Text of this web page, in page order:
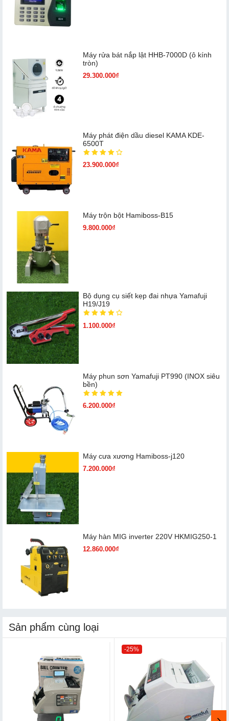
Máy rửa bát nắp lật HHB-7000D (ô kính
tròn)
29.300.000₫
Máy phát điện dầu diesel KAMA KDE-
6500T
23.900.000₫
Máy trộn bột Hamiboss-B15
9.800.000₫
Bộ dụng cụ siết kẹp đai nhựa Yamafuji
H19/J19
1.100.000₫
Máy phun sơn Yamafuji PT990 (INOX siêu
bền)
6.200.000₫
Máy cưa xương Hamiboss-j120
7.200.000₫
Máy hàn MIG inverter 220V HKMIG250-1
12.860.000₫
Sản phẩm cùng loại
-25%